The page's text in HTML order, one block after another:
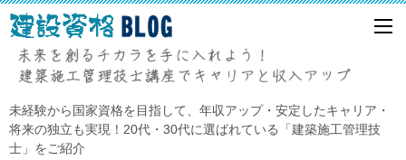
未経験から国家資格を目指して、年収アップ・安定したキャリア・
将来の独立も実現！20代・30代に選ばれている「建築施工管理技
士」をご紹介